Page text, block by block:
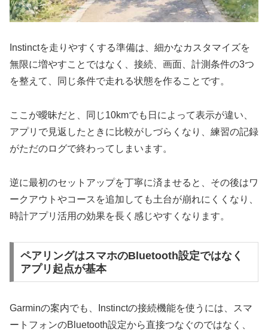
Instinctを走りやすくする準備は、細かなカスタマイズを
無限に増やすことではなく、接続、画面、計測条件の3つ
を整えて、同じ条件で走れる状態を作ることです。
ここが曖昧だと、同じ10kmでも日によって表示が違い、
アプリで見返したときに比較がしづらくなり、練習の記録
がただのログで終わってしまいます。
逆に最初のセットアップを丁寧に済ませると、その後はワ
ークアウトやコースを追加しても土台が崩れにくくなり、
時計アプリ活用の効果を長く感じやすくなります。
ペアリングはスマホのBluetooth設定ではなく
アプリ起点が基本
Garminの案内でも、Instinctの接続機能を使うには、スマ
ートフォンのBluetooth設定から直接つなぐのではなく、